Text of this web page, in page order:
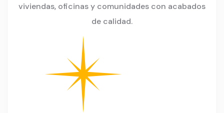
viviendas, oficinas y comunidades con acabados
de calidad.